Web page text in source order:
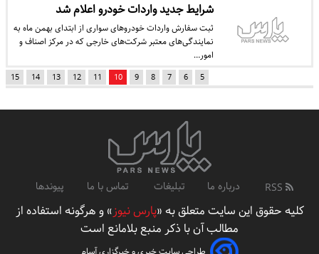
شرایط جدید واردات خودرو اعلام شد
ثبت سفارش واردات خودروهای سواری از ابتدای بهمن ماه به
نمایندگی‌های معتبر شرکت‌های خارجی که در مرکز اصناف و
امور…
5
6
7
8
9
10
11
12
13
14
15
درباره ما تبلیغات تماس با ما پیوندها
کلیه حقوق این سایت متعلق به «پارس نیوز» و هرگونه استفاده از
مطالب آن با ذکر منبع بلامانع است
طراحی سایت خبری و خبرگزاری آسام